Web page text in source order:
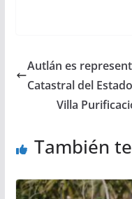
Autlán es
Catastral del Estado
Villa
También